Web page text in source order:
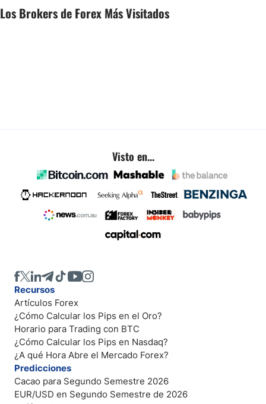
Los Brokers de Forex Más Visitados
Visto en...
Recursos
Artículos Forex
¿Cómo Calcular los Pips en el Oro?
Horario para Trading con BTC
¿Cómo Calcular los Pips en Nasdaq?
¿A qué Hora Abre el Mercado Forex?
Predicciones
Cacao para Segundo Semestre 2026
EUR/USD en Segundo Semestre de 2026